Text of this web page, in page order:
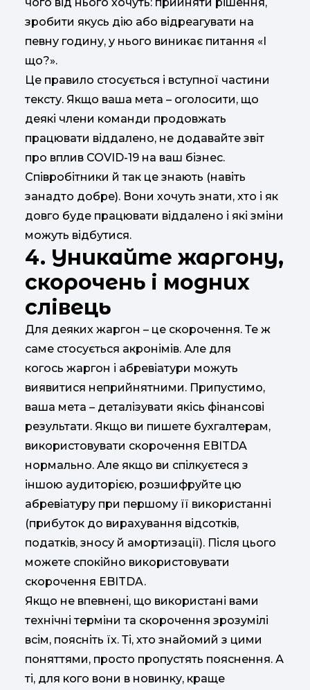
зробити якусь дію або відреагувати на
певну годину, у нього виникає питання «І
що?».
Це правило стосується і вступної частини
тексту. Якщо ваша мета – оголосити, що
деякі члени команди продовжать
працювати віддалено, не додавайте звіт
про вплив COVID-19 на ваш бізнес.
Співробітники й так це знають (навіть
занадто добре). Вони хочуть знати, хто і як
довго буде працювати віддалено і які зміни
можуть відбутися.
4. Уникайте жаргону,
скорочень і модних
слівець
Для деяких жаргон – це скорочення. Те ж
саме стосується акронімів. Але для
когось жаргон і абревіатури можуть
виявитися неприйнятними. Припустимо,
ваша мета – деталізувати якісь фінансові
результати. Якщо ви пишете бухгалтерам,
використовувати скорочення EBITDA
нормально. Але якщо ви спілкуєтеся з
іншою аудиторією, розшифруйте цю
абревіатуру при першому її використанні
(прибуток до вирахування відсотків,
податків, зносу й амортизації). Після цього
можете спокійно використовувати
скорочення EBITDA.
Якщо не впевнені, що використані вами
технічні терміни та скорочення зрозумілі
всім, поясніть їх. Ті, хто знайомий з цими
поняттями, просто пропустять пояснення. А
ті, для кого вони в новинку, краще